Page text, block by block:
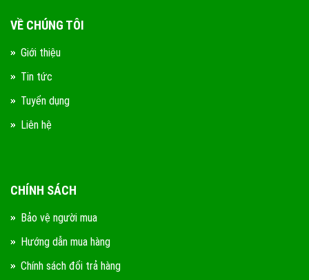
VỀ CHÚNG TÔI
Giới thiệu
Tin tức
Tuyển dụng
Liên hệ
CHÍNH SÁCH
Bảo vệ người mua
Hướng dẫn mua hàng
Chính sách đổi trả hàng